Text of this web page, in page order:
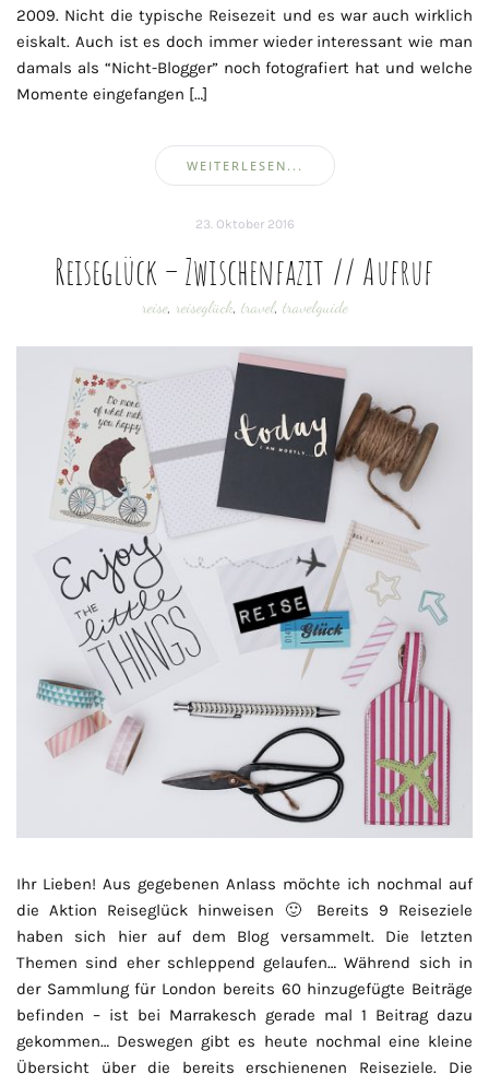
2009. Nicht die typische Reisezeit und es war auch wirklich
eiskalt. Auch ist es doch immer wieder interessant wie man
damals als “Nicht-Blogger” noch fotografiert hat und welche
Momente eingefangen […]
WEITERLESEN...
23. Oktober 2016
Reiseglück – Zwischenfazit // Aufruf
reise, reiseglück, travel, travelguide
Ihr Lieben! Aus gegebenen Anlass möchte ich nochmal auf
die Aktion Reiseglück hinweisen 🙂 Bereits 9 Reiseziele
haben sich hier auf dem Blog versammelt. Die letzten
Themen sind eher schleppend gelaufen… Während sich in
der Sammlung für London bereits 60 hinzugefügte Beiträge
befinden – ist bei Marrakesch gerade mal 1 Beitrag dazu
gekommen… Deswegen gibt es heute nochmal eine kleine
Übersicht über die bereits erschienenen Reiseziele. Die